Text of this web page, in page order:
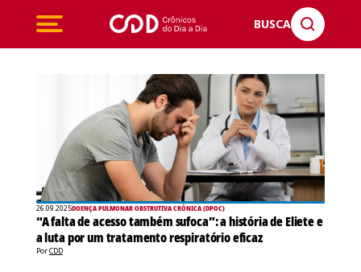
BUSCA
26.09.2025DOENÇA PULMONAR OBSTRUTIVA CRÔNICA (DPOC)
“A falta de acesso também sufoca”: a história de Eliete e
a luta por um tratamento respiratório eficaz
PorCDD